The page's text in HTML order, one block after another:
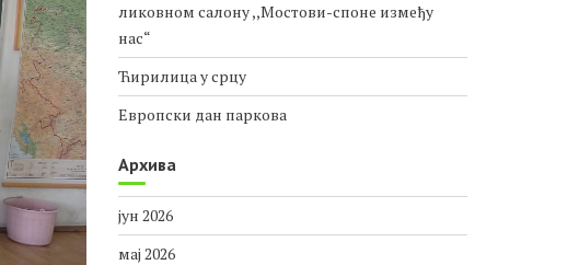
ликовном салону ,,Мостови-споне између
нас“
Ћирилица у срцу
Европски дан паркова
Архива
јун 2026
мај 2026